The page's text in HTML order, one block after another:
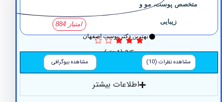
متخصص پوست، مو و
بهترین دکتر پوست اصفهان
3/5 (1 نظر)
مشاهده نظرات (10) مشاهده بیوگرافی
اطلاعات بیشتر